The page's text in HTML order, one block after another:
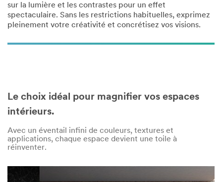
sur la lumière et les contrastes pour un effet
spectaculaire. Sans les restrictions habituelles, exprimez
pleinement votre créativité et concrétisez vos visions.
Le choix idéal pour magnifier vos espaces
intérieurs.
Avec un éventail infini de couleurs, textures et
applications, chaque espace devient une toile à
réinventer.